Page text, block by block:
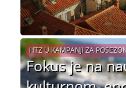
Fokus je na
HTZ U KAMPANJI ZA